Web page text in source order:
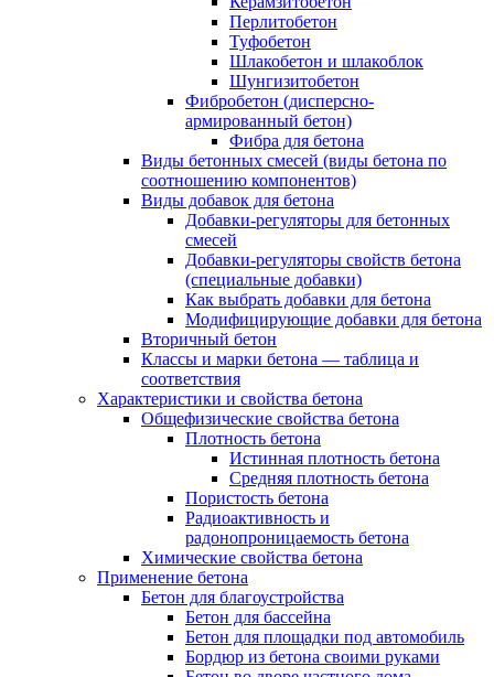
Перлитобетон
Туфобетон
Шлакобетон и шлакоблок
Шунгизитобетон
Фибробетон (дисперсно-
армированный бетон)
Фибра для бетона
Виды бетонных смесей (виды бетона по
соотношению компонентов)
Виды добавок для бетона
Добавки-регуляторы для бетонных
смесей
Добавки-регуляторы свойств бетона
(специальные добавки)
Как выбрать добавки для бетона
Модифицирующие добавки для бетона
Вторичный бетон
Классы и марки бетона — таблица и
соответствия
Характеристики и свойства бетона
Общефизические свойства бетона
Плотность бетона
Истинная плотность бетона
Средняя плотность бетона
Пористость бетона
Радиоактивность и
радонопроницаемость бетона
Химические свойства бетона
Применение бетона
Бетон для благоустройства
Бетон для бассейна
Бетон для площадки под автомобиль
Бордюр из бетона своими руками